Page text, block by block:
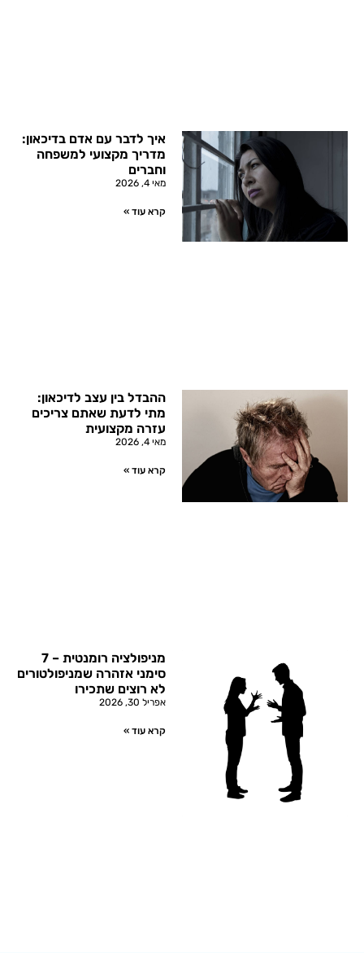
איך לדבר עם אדם בדיכאון:
מדריך מקצועי למשפחה
וחברים
מאי 4, 2026
קרא עוד »
ההבדל בין עצב לדיכאון:
מתי לדעת שאתם צריכים
עזרה מקצועית
מאי 4, 2026
קרא עוד »
מניפולציה רומנטית – 7
סימני אזהרה שמניפולטורים
לא רוצים שתכירו
אפריל 30, 2026
קרא עוד »